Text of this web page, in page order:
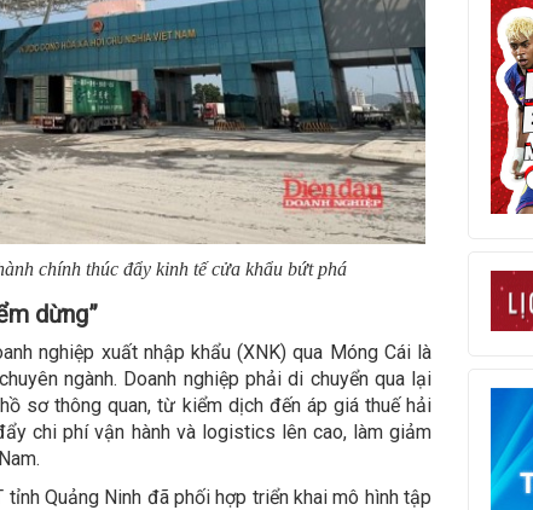
chính thúc đẩy kinh tế cửa khẩu bứt phá
dừng”
nghiệp xuất nhập khẩu (XNK) qua Móng Cái là
ngành. Doanh nghiệp phải di chuyển qua lại
sơ thông quan, từ kiểm dịch đến áp giá thuế hải
chi phí vận hành và logistics lên cao, làm giảm
tỉnh Quảng Ninh đã phối hợp triển khai mô hình tập